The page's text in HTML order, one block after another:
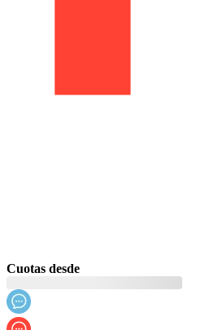
Cuotas desde